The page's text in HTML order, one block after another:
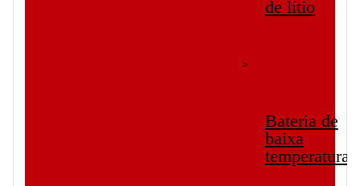
de lítio
>
Bateria de
baixa
temperatura